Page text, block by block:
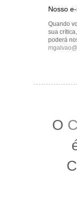
Nosso
Quando
sua
poderá
O